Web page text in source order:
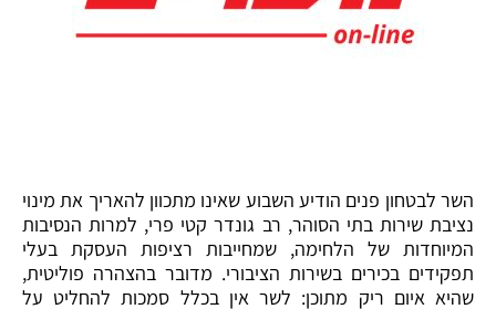
השר לבטחון פנים הודיע השבוע שאינו מתכוון להאריך את מינוי
נציבת שירות בתי הסוהר, רב גונדר קטי פרי, למרות הנסיבות
המיוחדות של הלחימה, שמחייבות רציפות העסקת בעלי
תפקידים בכירים בשירות הציבורי. מדובר בהצהרה פוליטית,
שהיא איום ריק מתוכן: לשר אין בכלל סמכות להחליט על